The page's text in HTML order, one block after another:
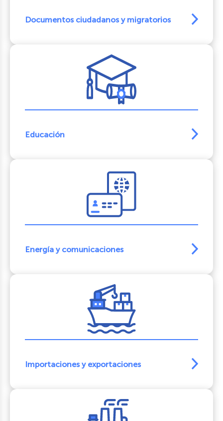
Documentos ciudadanos y migratorios
Educación
Energía y comunicaciones
Importaciones y exportaciones